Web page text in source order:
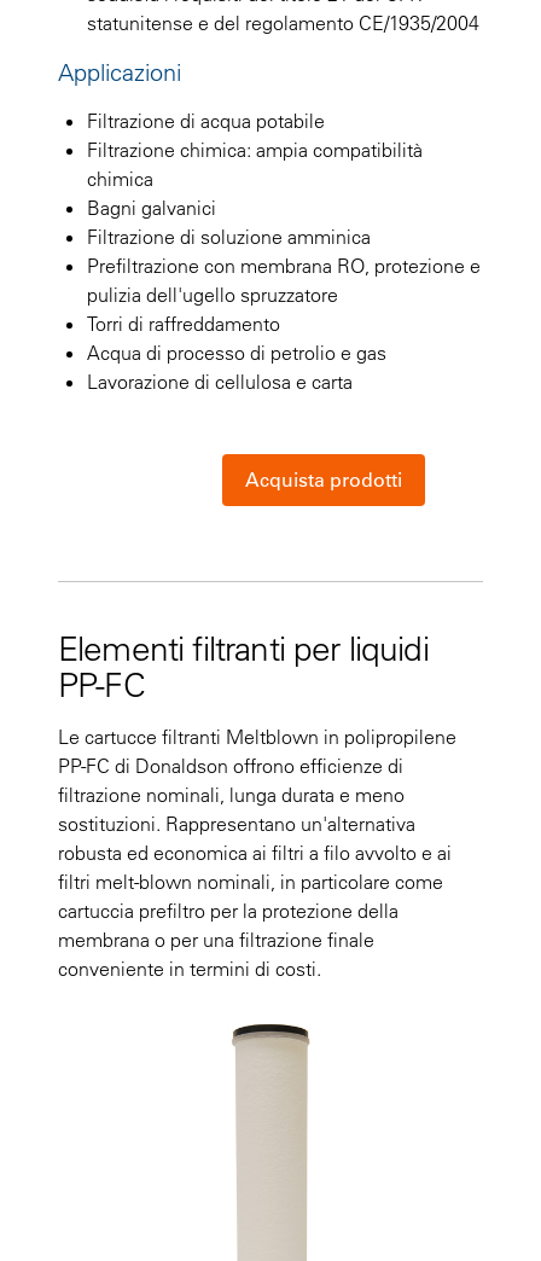
statunitense e del regolamento CE/1935/2004
Applicazioni
Filtrazione di acqua potabile
Filtrazione chimica: ampia compatibilità
chimica
Bagni galvanici
Filtrazione di soluzione amminica
Prefiltrazione con membrana RO, protezione e
pulizia dell'ugello spruzzatore
Torri di raffreddamento
Acqua di processo di petrolio e gas
Lavorazione di cellulosa e carta
Acquista prodotti
Elementi filtranti per liquidi
PP-FC
Le cartucce filtranti Meltblown in polipropilene
PP-FC di Donaldson offrono efficienze di
filtrazione nominali, lunga durata e meno
sostituzioni. Rappresentano un'alternativa
robusta ed economica ai filtri a filo avvolto e ai
filtri melt-blown nominali, in particolare come
cartuccia prefiltro per la protezione della
membrana o per una filtrazione finale
conveniente in termini di costi.